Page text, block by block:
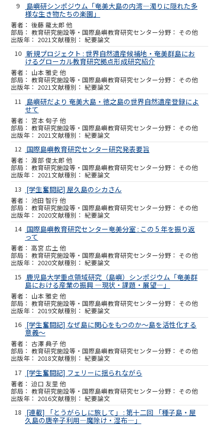
9
島嶼研シンポジウム「奄美大島の内湾―濁りに隠れた多
様な生き物たちの楽園」
後藤 龍太郎 他
教育研究施設等・国際島嶼教育研究センター その他
2021
紀要論文
10 新規プロジェクト : 世界自然遺産候補地・奄美群島にお
けるグローカル教育研究拠点形成研究紹介
山本 雅史 他
教育研究施設等・国際島嶼教育研究センター その他
2021
紀要論文
11
島嶼研だより 奄美大島・徳之島の世界自然遺産登録によ
せて
宮本 旬子 他
教育研究施設等・国際島嶼教育研究センター その他
2021
紀要論文
12 国際島嶼教育研究センター研究発表要旨
渡部 俊太郎 他
教育研究施設等・国際島嶼教育研究センター その他
2021
紀要論文
13
[学生奮闘記] 屋久島のシカさん
池田 智行 他
教育研究施設等・国際島嶼教育研究センター その他
2020
紀要論文
14 国際島嶼教育研究センター奄美分室 : この 5 年を振り返
って
高宮 広土 他
教育研究施設等・国際島嶼教育研究センター その他
2020
紀要論文
15
鹿児島大学重点領域研究（島嶼）シンポジウム「奄美群
島における産業の振興 ―現状・課題・展望―」
山本 雅史 他
教育研究施設等・国際島嶼教育研究センター その他
2019
紀要論文
16 [学生奮闘記] なぜ島に関心をもつのか～島を活性化する
意義～
古澤 典子 他
教育研究施設等・国際島嶼教育研究センター その他
2018
紀要論文
17 [学生奮闘記] フェリーに揺られながら
迫口 友里 他
教育研究施設等・国際島嶼教育研究センター その他
2016
紀要論文
18
[連載] 「とうがらしに旅して」 : 第十二回 「種子島・屋
久島の唐辛子利用―魔除け・湿布―」